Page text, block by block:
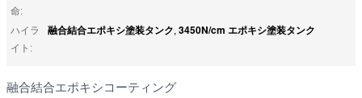
命:
ハイラ
イト:
融合結合エポキシ塗装タンク, 3450N/cm エポキシ塗装タンク
融合結合エポキシコーティング